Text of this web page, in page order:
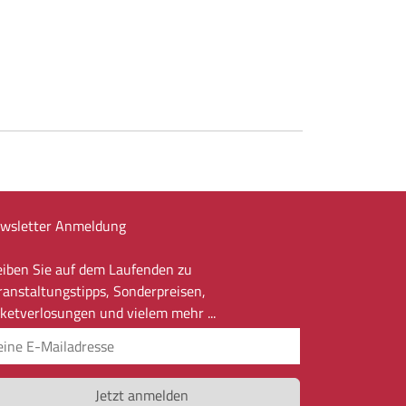
Anmeldung
Sie auf dem Laufenden zu
Sonderpreisen,
und vielem mehr ...